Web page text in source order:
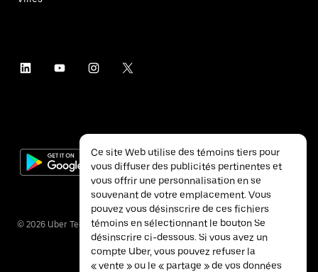
© 2026 Uber Technologies inc.
Ce site Web utilise des témoins tiers pour
vous diffuser des publicités pertinentes et
vous offrir une personnalisation en se
souvenant de votre emplacement. Vous
pouvez vous désinscrire de ces fichiers
témoins en sélectionnant le bouton Se
désinscrire ci-dessous. Si vous avez un
compte Uber, vous pouvez refuser la
« vente » ou le « partage » de vos données